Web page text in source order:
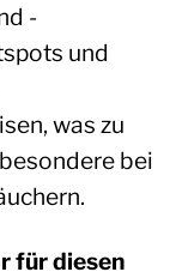
-
und
was zu
bei
für diesen